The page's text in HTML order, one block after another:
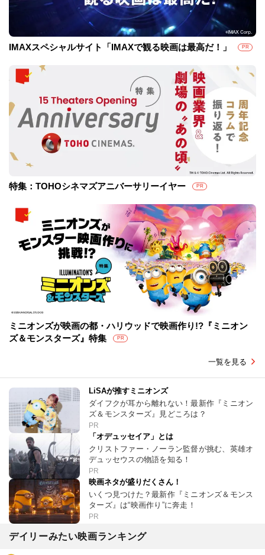
IMAXスペシャルサイト「IMAXで観る映画は最高だ！」 PR
特集：TOHOシネマズアニバーサリーイヤー PR
ミニオンズが映画の都・ハリウッドで映画作り!?『ミニオン
ズ＆モンスターズ』特集
PR
一覧を見る
LiSAが推すミニオンズ
ダイフクが耳から離れない！最新作『ミニオン
ズ＆モンスターズ』見どころは？
PR
「オデュッセイア」とは
クリストファー・ノーラン監督が挑む、英雄オ
デュッセウスの物語を知る！
PR
映画ネタが盛りだくさん！
いくつ見つけた？最新作『ミニオンズ＆モンス
ターズ』は“映画作り”に奔走！
PR
デイリーみたい映画ランキング